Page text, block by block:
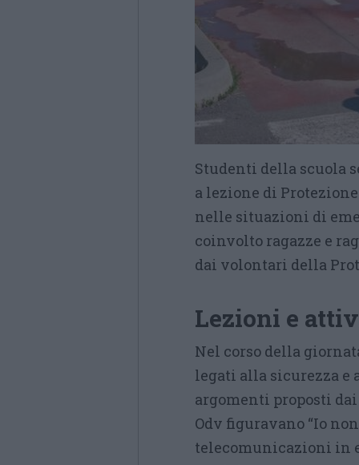
Studenti della scuola
a lezione di
nelle situazioni di
coinvolto ragazze e
dai volontari della
Lezioni e
Nel corso della
legati alla sicurezza e
argomenti proposti
Odv figuravano “Io
telecomunicazioni in